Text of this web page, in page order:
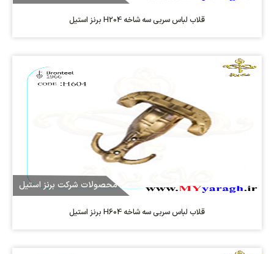
قلاب لباس سربی سه شاخه H204 برنز استیل
محصولات شرکت برنز استیل
قلاب لباس سربی سه شاخه H604 برنز استیل